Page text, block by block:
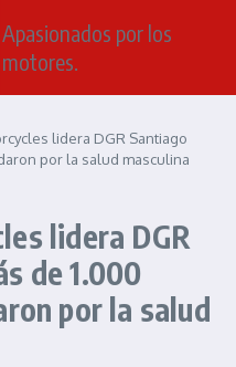
Apasionados por los
motores.
lidera DGR Santiago
por la salud masculina
lidera DGR
de 1.000
por la salud